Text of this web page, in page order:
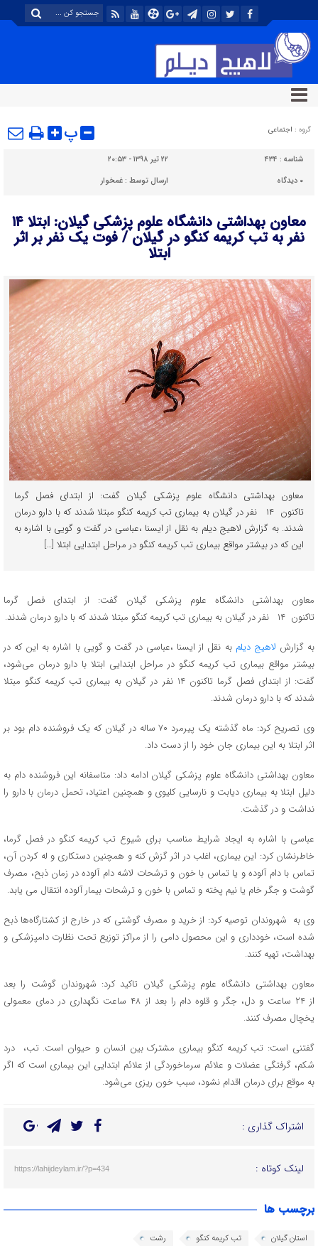
گروه : اجتماعی پ
شناسه : ۴۳۴
۲۲ تیر ۱۳۹۸ - ۲۰:۵۳
۰ دیدگاه ارسال توسط :غمخوار
معاون بهداشتی دانشگاه علوم پزشکی گیلان: ابتلا ۱۴
نفر به تب کریمه کنگو در گیلان / فوت یک نفر بر اثر
ابتلا
معاون بهداشتی دانشگاه علوم پزشکی گیلان گفت: از ابتدای فصل گرما
تاکنون ۱۴ نفر در گیلان به بیماری تب کریمه کنگو مبتلا شدند که با دارو درمان
شدند. به گزارش لاهیج دیلم به نقل از ایسنا ،عباسي در گفت و گویی با اشاره به
این که در بیشتر مواقع بیماری تب کریمه کنگو در مراحل ابتدایی ابتلا […]
معاون بهداشتی دانشگاه علوم پزشکی گیلان گفت: از ابتدای فصل گرما
تاکنون ۱۴ نفر در گیلان به بیماری تب کریمه کنگو مبتلا شدند که با دارو درمان شدند.
به گزارش لاهیج دیلم به نقل از ایسنا ،عباسي در گفت و گویی با اشاره به این که در
بیشتر مواقع بیماری تب کریمه کنگو در مراحل ابتدایی ابتلا با دارو درمان می‌شود،
گفت: از ابتدای فصل گرما تاکنون ۱۴ نفر در گیلان به بیماری تب کریمه کنگو مبتلا
شدند که با دارو درمان شدند.
وی تصریح کرد: ماه گذشته یک پیرمرد ۷۰ ساله در گیلان که یک فروشنده دام بود بر
اثر ابتلا به این بیماری جان خود را از دست داد.
معاون بهداشتی دانشگاه علوم پزشکی گیلان ادامه داد: متاسفانه این فروشنده دام به
دلیل ابتلا به بیماری دیابت و نارسایی کلیوی و همچنین اعتیاد، تحمل درمان با دارو را
نداشت و در گذشت.
عباسی با اشاره به ایجاد شرایط مناسب برای شیوع تب کریمه کنگو در فصل گرما،
خاطرنشان کرد: این بیماری، اغلب در اثر گزش کنه و همچنین دستکاری و له کردن آن،
تماس با دام آلوده و یا تماس با خون و ترشحات لاشه دام آلوده در زمان ذبح، مصرف
گوشت و جگر خام یا نیم پخته و تماس با خون و ترشحات بیمار آلوده انتقال می یابد.
وی به شهروندان توصیه کرد: از خرید و مصرف گوشتی که در خارج از کشتارگاه‌ها ذبح
شده است، خودداری و این محصول دامی را از مراکز توزیع تحت نظارت دامپزشکی و
بهداشت، تهیه کنند.
معاون بهداشتی دانشگاه علوم پزشکی گیلان تاکید کرد: شهروندان گوشت را بعد
از ۲۴ ساعت و دل، جگر و قلوه دام را بعد از ۴۸ ساعت نگهداری در دمای معمولی
یخچال مصرف کنند.
گفتنی است: تب کریمه کنگو بیماری مشترک بین انسان و حیوان است. تب، درد
شکم، گرفتگی عضلات و علائم سرماخوردگی از علائم ابتدایی این بیماری است که اگر
به موقع برای درمان اقدام نشود، سبب خون ریزی می‌شود.
اشتراک گذاری :
لینک کوتاه : https://lahijdeylam.ir/?p=434
برچسب ها
استان گیلان تب کریمه کنگو
رشت